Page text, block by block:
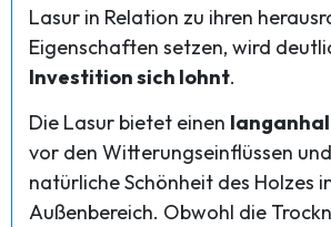
Lasur in Relation zu ihren
Eigenschaften setzen, wird
Investition sich lohnt.
Die Lasur bietet einen
vor den Witterungseinflüssen
natürliche Schönheit des Holzes
Außenbereich. Obwohl die